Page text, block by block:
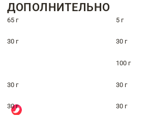
ДОПОЛНИТЕЛЬНО
65 г 5 г
30 г 30 г
100 г
30 г 30 г
30 г 30 г